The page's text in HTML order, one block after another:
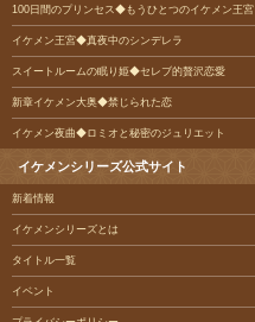
100日間のプリンセス◆もうひとつのイケメン王宮
イケメン王宮◆真夜中のシンデレラ
スイートルームの眠り姫◆セレブ的贅沢恋愛
新章イケメン大奥◆禁じられた恋
イケメン夜曲◆ロミオと秘密のジュリエット
イケメンシリーズ公式サイト
新着情報
イケメンシリーズとは
タイトル一覧
イベント